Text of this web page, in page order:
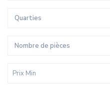
Quarties
Nombre de pièces